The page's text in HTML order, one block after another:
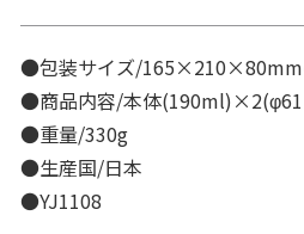
●包装サイズ/
●商品内容/本体
●重量/330g
●生産国/日本
●YJ1108